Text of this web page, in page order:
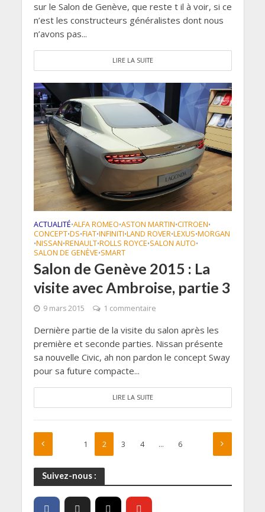
sur le Salon de Genève, que reste t il à voir, si ce
n’est les constructeurs généralistes dont nous
n’avons pas...
LIRE LA SUITE
ACTUALITÉ•ALFA ROMEO•ASTON MARTIN•CITROEN•
CONCEPT•DS•FIAT•INFINITI•LAND ROVER•LEXUS•MORGAN
•NISSAN•RENAULT•ROLLS ROYCE•SALON AUTO•
SALON DE GENÈVE•SMART
Salon de Genève 2015 : La
visite avec Ambroise, partie 3
9 mars 2015 1 commentaire
Dernière partie de la visite du salon après les
première et seconde parties. Nissan présente
sa nouvelle Civic, ah non pardon le concept Sway
pour sa future compacte...
LIRE LA SUITE
1 2 3 4 … 6
Suivez-nous :